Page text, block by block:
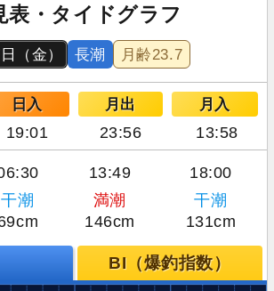
表・タイドグラフ
（金） 長潮 月齢23.7
日入 月出 月入
19:01 23:56 13:58
13:49 18:00
干潮 満潮
干潮
146cm 131cm
BI（爆釣指数）